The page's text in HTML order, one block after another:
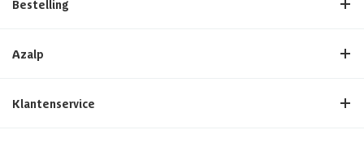
Bestelling
Azalp
Klantenservice